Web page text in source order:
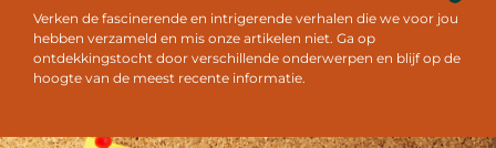
Verken de fascinerende en intrigerende verhalen die we voor jou
hebben verzameld en mis onze artikelen niet. Ga op
ontdekkingstocht door verschillende onderwerpen en blijf op de
hoogte van de meest recente informatie.